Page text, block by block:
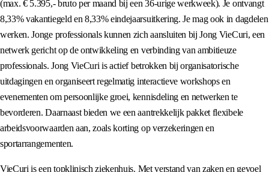
(max. € 5.395,- bruto per maand bij een 36-urige werkweek). Je ontvangt
8,33% vakantiegeld en 8,33% eindejaarsuitkering. Je mag ook in dagdelen
werken. Jonge professionals kunnen zich aansluiten bij Jong VieCuri, een
netwerk gericht op de ontwikkeling en verbinding van ambitieuze
professionals. Jong VieCuri is actief betrokken bij organisatorische
uitdagingen en organiseert regelmatig interactieve workshops en
evenementen om persoonlijke groei, kennisdeling en netwerken te
bevorderen. Daarnaast bieden we een aantrekkelijk pakket flexibele
arbeidsvoorwaarden aan, zoals korting op verzekeringen en
sportarrangementen.
VieCuri is een topklinisch ziekenhuis. Met verstand van zaken en gevoel